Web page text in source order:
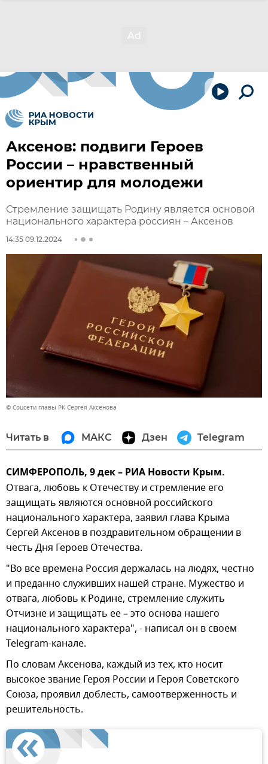
Аксенов: подвиги Героев
России – нравственный
ориентир для молодежи
Стремление защищать Родину является основой
национального характера россиян – Аксенов
14:35 09.12.2024
© Соцсети главы РК Сергея Аксенова
Читать в МАКС Дзен Telegram
СИМФЕРОПОЛЬ, 9 дек – РИА Новости Крым.
Отвага, любовь к Отечеству и стремление его
защищать являются основной российского
национального характера, заявил глава Крыма
Сергей Аксенов в поздравительном обращении в
честь Дня Героев Отечества.
"Во все времена Россия держалась на людях, честно
и преданно служивших нашей стране. Мужество и
отвага, любовь к Родине, стремление служить
Отчизне и защищать ее – это основа нашего
национального характера", - написал он в своем
Telegram-канале.
По словам Аксенова, каждый из тех, кто носит
высокое звание Героя России и Героя Советского
Союза, проявил доблесть, самоотверженность и
решительность.